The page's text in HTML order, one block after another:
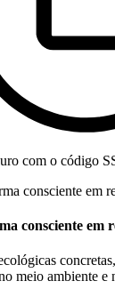
com o código
consciente em
meio ambiente e